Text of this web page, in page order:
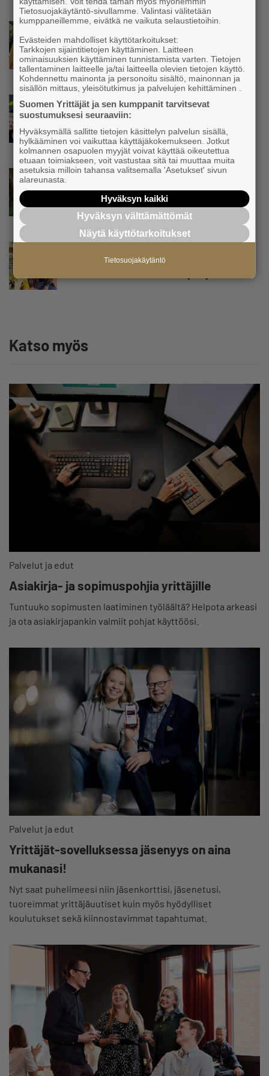
oppinut kestämään myös yrittäjyyteen
kuuluvaa epävarmuutta”
Uutinen
Siivousyrittäjän työntekijä joutuu
matkustamaan yli 300 kilometriä
suorittaakseen ajokortin – ”Ei aja syrjäseudun
etua”
Uutinen
Isät opettelevat kampauksia oluen äärellä –
Voimamiehen lettivideot poikivat yrittäjälle
satoja yhteydenottoja
Uutinen
Koneyrittäjät: Lainsäädännössä ”villisian
mentävä porsaanreikä” – ”Rajoitusten
vahingot eivät voi jäädä vain yksittäisen
yrittäjän harteille”
Yrittäjien Mikael Pentikäiseltä YEL-varoitus
Katso myös
Palvelut ja edut
Asiakirja- ja sopimuspohjia yrittäjille
Tuntuuko sopimusten laatiminen työläältä? Helpota arkeasi
ja ota asiakirjapankin valmiit pohjat käyttöösi.
Palvelut ja edut
Yrittäjät-sovelluksessa jäsenyys on aina
mukanasi!
Nyt saat puhelimeesi niin jäsenkorttisi, jäsenetusi,
tuoreimmat yrittäjäuutiset kuin myös hyödylliset
koulutukset sekä kiinnostavimmat tapahtumat.
Tietosuojakäytäntö-sivullamme. Valintasi välitetään
kumppaneillemme, eivätkä ne vaikuta selaustietoihin.
Evästeiden mahdolliset käyttötarkoitukset:
Tarkkojen sijaintitietojen käyttäminen. Laitteen
ominaisuuksien käyttäminen tunnistamista varten. Tietojen
tallentaminen laitteelle ja/tai laitteella olevien tietojen käyttö.
Kohdennettu mainonta ja personoitu sisältö, mainonnan ja
sisällön mittaus, yleisötutkimus ja palvelujen kehittäminen .
Suomen Yrittäjät ja sen kumppanit tarvitsevat
suostumuksesi seuraaviin:
Hyväksymällä sallitte tietojen käsittelyn palvelun sisällä,
hylkääminen voi vaikuttaa käyttäjäkokemukseen. Jotkut
kolmannen osapuolen myyjät voivat käyttää oikeutettua
etuaan toimiakseen, voit vastustaa sitä tai muuttaa muita
asetuksia milloin tahansa valitsemalla 'Asetukset' sivun
alareunasta.
Hyväksyn kaikki
Hyväksyn välttämättömät
Näytä käyttötarkoitukset
Tietosuojakäytäntö